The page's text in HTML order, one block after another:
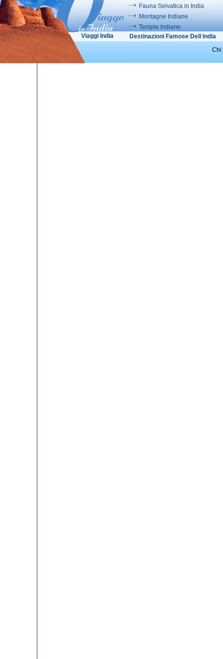
Fauna Selvatica in India
Montagne Indiane
Tempie Indiane
Viaggi India
Destinazioni Famose Dell India
Chi